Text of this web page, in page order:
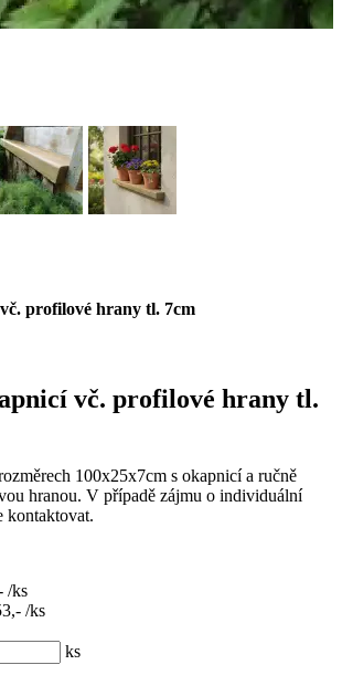
profilové hrany tl. 7cm
vč. profilové hrany tl.
100x25x7cm s okapnicí a ručně
hranou. V případě zájmu o individuální
kontaktovat.
/ks
/ks
ks